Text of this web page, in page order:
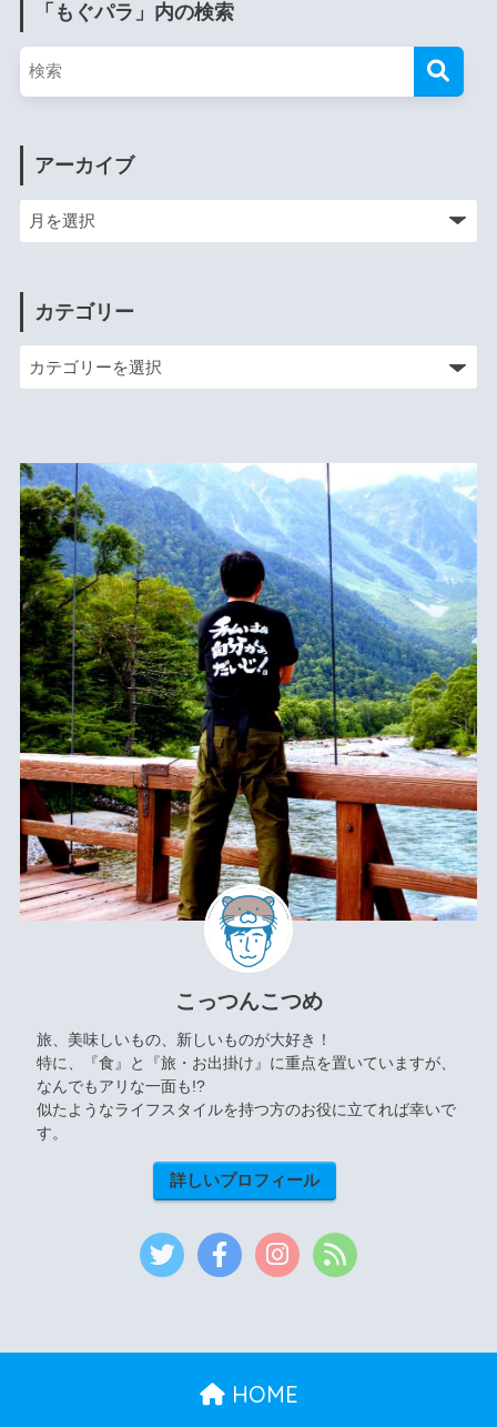
「もぐパラ」内の検索
アーカイブ
カテゴリー
こっつんこつめ
旅、美味しいもの、新しいものが大好き！
特に、『食』と『旅・お出掛け』に重点を置いていますが、
なんでもアリな一面も!?
似たようなライフスタイルを持つ方のお役に立てれば幸いで
す。
詳しいプロフィール
HOME